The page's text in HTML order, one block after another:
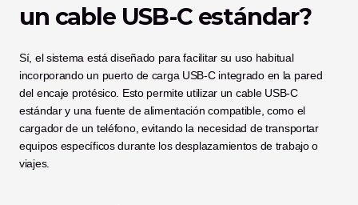
un cable USB-C estándar?
Sí, el sistema está diseñado para facilitar su uso habitual
incorporando un puerto de carga USB-C integrado en la pared
del encaje protésico. Esto permite utilizar un cable USB-C
estándar y una fuente de alimentación compatible, como el
cargador de un teléfono, evitando la necesidad de transportar
equipos específicos durante los desplazamientos de trabajo o
viajes.